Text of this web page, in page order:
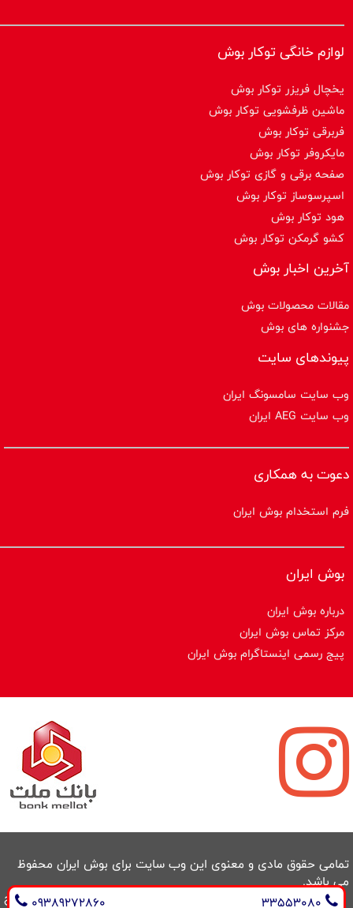
09389272860 33553080
لوازم خانگی توکار بوش
یخچال فریزر توکار بوش
ماشین ظرفشویی توکار بوش
فربرقی توکار بوش
مایکروفر توکار بوش
صفحه برقی و گازی توکار بوش
اسپرسوساز توكار بوش
هود توکار بوش
کشو گرمکن توکار بوش
آخرین اخبار بوش
مقالات محصولات بوش
جشنواره های بوش
پیوندهای سایت
وب سایت سامسونگ ایران
وب سایت AEG ایران
دعوت به همکاری
فرم استخدام بوش ایران
بوش ایران
درباره بوش ایران
مرکز تماس بوش ایران
پیج رسمی اینستاگرام بوش ایران
تمامی حقوق مادی و معنوی این وب سایت برای بوش ایران محفوظ
می باشد.
طراحی سایت و سئو : ایران طراح